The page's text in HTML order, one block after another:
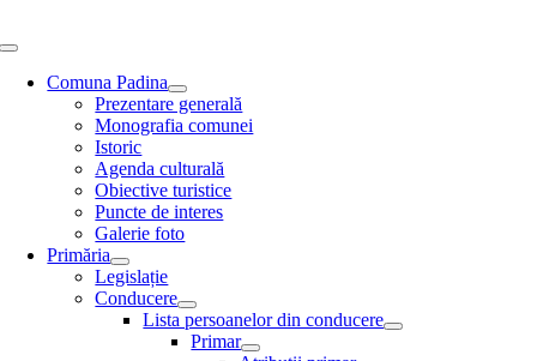
to
Toggle
NavigationComuna Padina
Prezentare generală
Monografia comunei
Istoric
Agenda culturală
Obiective turistice
Puncte de interes
Galerie foto
Primăria
Legislație
Conducere
Lista persoanelor din conducere
Primar